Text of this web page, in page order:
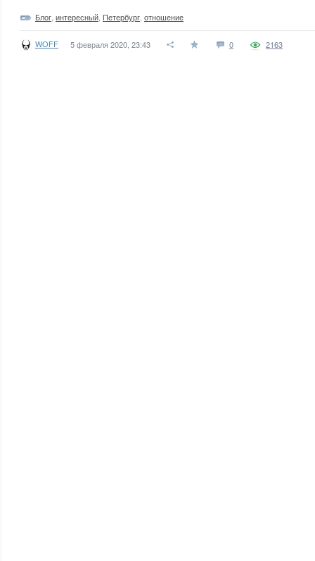
Блог интересный Петербург отношение
WOFF 5 февраля 2020, 23:43 0 2163